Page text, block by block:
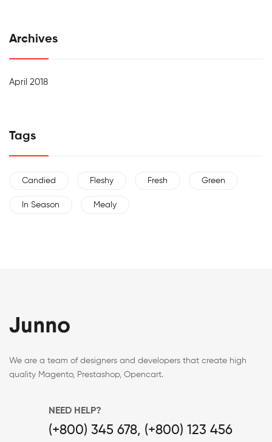
Archives
April 2018
Tags
Candied Fleshy Fresh Green
In Season Mealy
We are a team of designers and developers that create high
quality Magento, Prestashop, Opencart.
NEED HELP?
(+800) 345 678, (+800) 123 456